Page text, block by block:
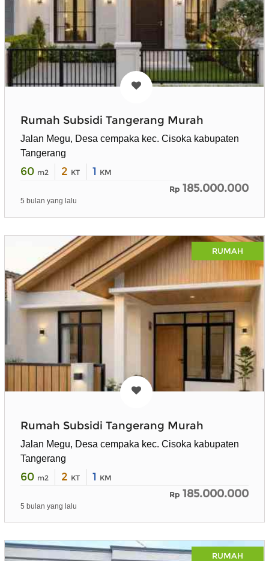
Rumah Subsidi Tangerang Murah
Jalan Megu, Desa cempaka kec. Cisoka kabupaten
Tangerang
60 m2 2 KT 1 KM
Rp 185.000.000
5 bulan yang lalu
RUMAH
Rumah Subsidi Tangerang Murah
Jalan Megu, Desa cempaka kec. Cisoka kabupaten
Tangerang
60 m2 2 KT 1 KM
Rp 185.000.000
5 bulan yang lalu
RUMAH